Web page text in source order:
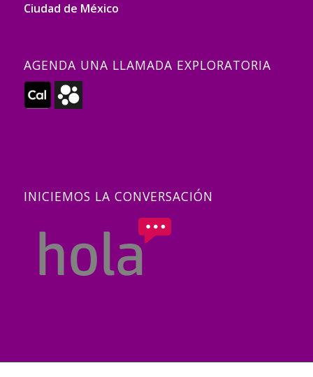
Ciudad de México
AGENDA UNA LLAMADA EXPLORATORIA
INICIEMOS LA CONVERSACIÓN